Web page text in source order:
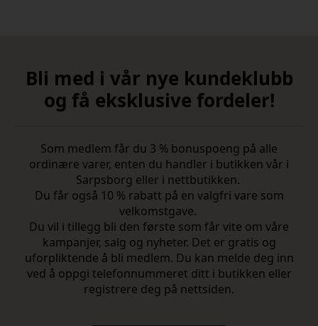
Bli med i vår nye kundeklubb
og få eksklusive fordeler!
Som medlem får du 3 % bonuspoeng på alle
ordinære varer, enten du handler i butikken vår i
Sarpsborg eller i nettbutikken.
Du får også 10 % rabatt på en valgfri vare som
velkomstgave.
Du vil i tillegg bli den første som får vite om våre
kampanjer, salg og nyheter. Det er gratis og
uforpliktende å bli medlem. Du kan melde deg inn
ved å oppgi telefonnummeret ditt i butikken eller
registrere deg på nettsiden.